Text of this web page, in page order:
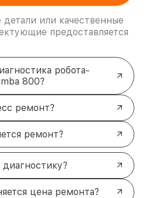
или качественные
предоставляется
робота-
800?
ремонт?
ремонт?
диагностику?
цена ремонта?